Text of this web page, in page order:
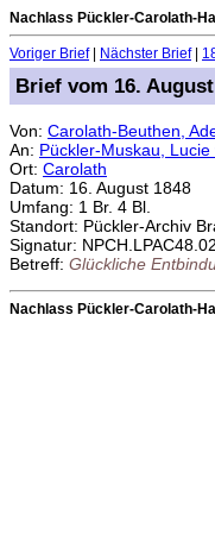
Nachlass Pückler-Carolath-
Voriger Brief| Nächster Brief|
Brief vom 16. August
Von: Carolath-Beuthen,
An: Pückler-Muskau,
Ort: Carolath
Datum: 16. August 1848
Umfang: 1 Br. 4 Bl.
Standort: Pückler-Archiv
Signatur:
Betreff: Glückliche
Nachlass Pückler-Carolath-